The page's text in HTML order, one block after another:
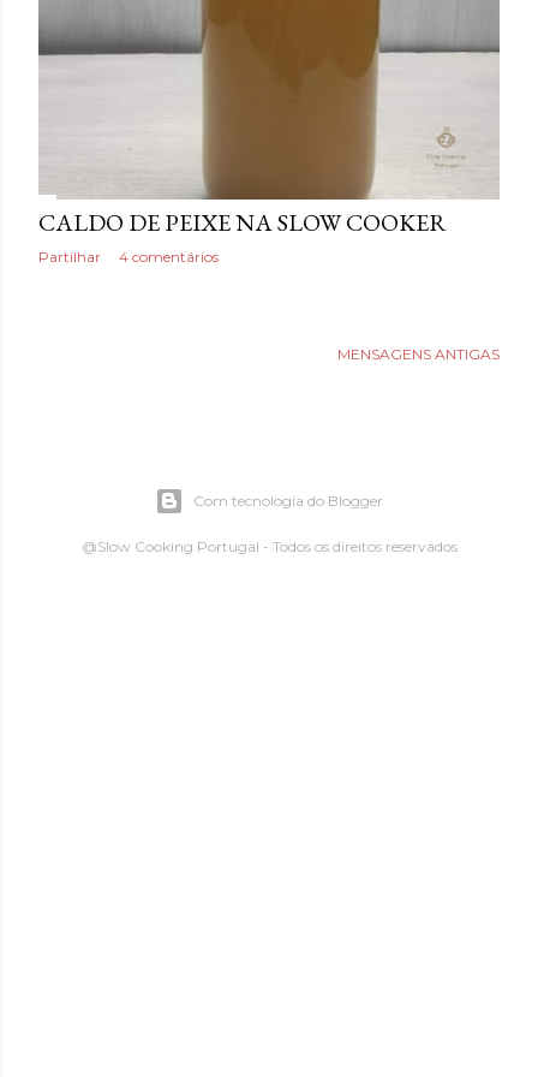
CALDO DE PEIXE NA SLOW COOKER
Partilhar 4 comentários
MENSAGENS ANTIGAS
Com tecnologia do Blogger
@Slow Cooking Portugal - Todos os direitos reservados